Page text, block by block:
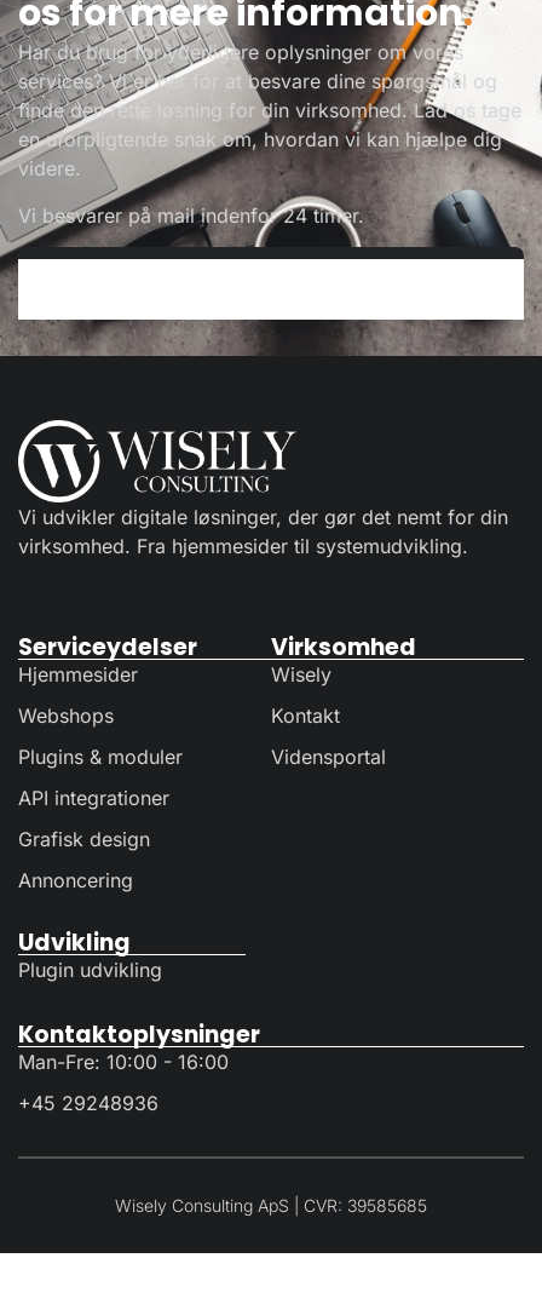
os for mere information.
Har du brug for yderligere oplysninger om vores
services? Vi er her for at besvare dine spørgsmål og
finde den rette løsning for din virksomhed. Lad os tage
en uforpligtende snak om, hvordan vi kan hjælpe dig
videre.
Vi besvarer på mail indenfor 24 timer.
Vi udvikler digitale løsninger, der gør det nemt for din
virksomhed. Fra hjemmesider til systemudvikling.
Serviceydelser
Hjemmesider
Webshops
Plugins & moduler
API integrationer
Grafisk design
Annoncering
Virksomhed
Wisely
Kontakt
Vidensportal
Udvikling
Plugin udvikling
Kontaktoplysninger
Man-Fre: 10:00 - 16:00
+45 29248936
Wisely Consulting ApS | CVR: 39585685